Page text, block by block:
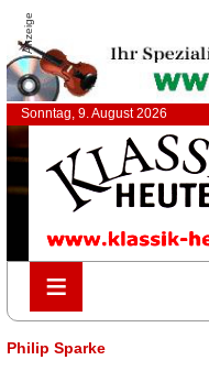
Anzeige
Sonntag, 9. August 2026
≡
≡
Philip Sparke